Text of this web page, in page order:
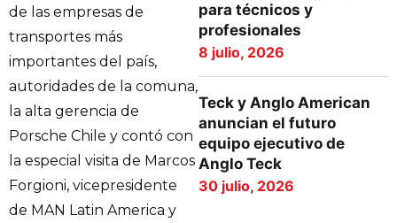
de las empresas de
transportes más
importantes del país,
autoridades de la comuna,
la alta gerencia de
Porsche Chile y contó con
la especial visita de Marcos
Forgioni, vicepresidente
de MAN Latin America y
para técnicos y
profesionales
8 julio, 2026
Teck y Anglo American
anuncian el futuro
equipo ejecutivo de
Anglo Teck
30 julio, 2026